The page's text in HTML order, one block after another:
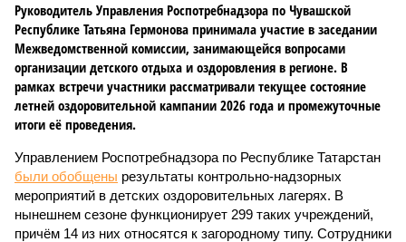
Руководитель Управления Роспотребнадзора по Чувашской
Республике Татьяна Гермонова принимала участие в заседании
Межведомственной комиссии, занимающейся вопросами
организации детского отдыха и оздоровления в регионе. В
рамках встречи участники рассматривали текущее состояние
летней оздоровительной кампании 2026 года и промежуточные
итоги её проведения.
Управлением Роспотребнадзора по Республике Татарстан
были обобщены результаты контрольно-надзорных
мероприятий в детских оздоровительных лагерях. В
нынешнем сезоне функционирует 299 таких учреждений,
причём 14 из них относятся к загородному типу. Сотрудники